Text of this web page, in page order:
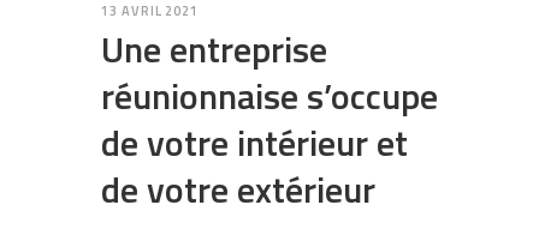
13 AVRIL 2021
Une entreprise
réunionnaise s’occupe
de votre intérieur et
de votre extérieur